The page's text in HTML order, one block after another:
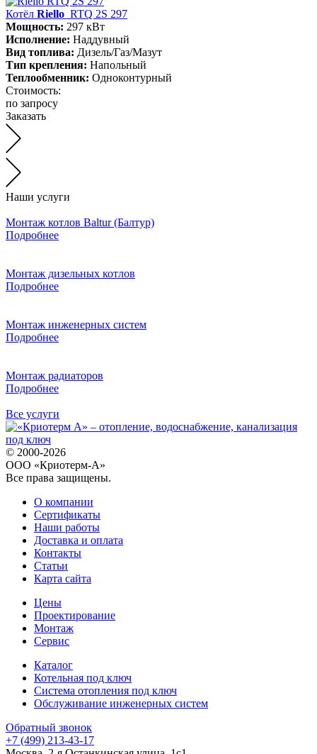
Котёл Riello RTQ 2S 297
Мощность: 297 кВт
Исполнение: Наддувный
Вид топлива: Дизель/Газ/Мазут
Тип крепления: Напольный
Теплообменник: Одноконтурный
Стоимость:
по запросу
Заказать
Наши услуги
Монтаж котлов Baltur (Балтур)
Подробнее
Монтаж дизельных котлов
Подробнее
Монтаж инженерных систем
Подробнее
Монтаж радиаторов
Подробнее
Все услуги
© 2000-2026
ООО «Криотерм-А»
Все права защищены.
О компании
Сертификаты
Наши работы
Доставка и оплата
Контакты
Статьи
Карта сайта
Цены
Проектирование
Монтаж
Сервис
Каталог
Котельная под ключ
Система отопления под ключ
Обслуживание инженерных систем
Обратный звонок
+7 (499) 213-43-17